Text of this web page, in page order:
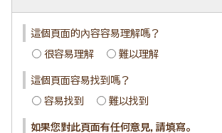
這個頁面的內容容易理解嗎？
很容易理解 難以理解
這個頁面容易找到嗎？
容易找到 難以找到
如果您對此頁面有任何意見，請填寫。